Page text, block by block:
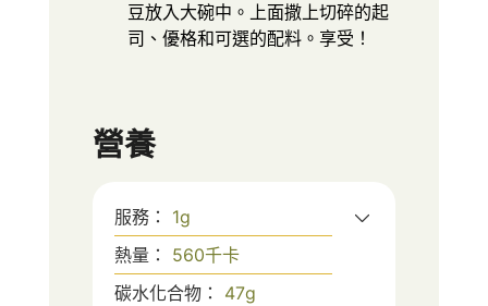
豆放入大碗中。上面撒上切碎的起
司、優格和可選的配料。享受！
營養
服務： 1g
熱量： 560千卡
碳水化合物： 47g